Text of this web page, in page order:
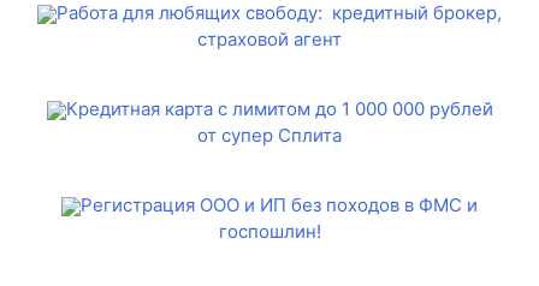
Работа для любящих свободу: кредитный брокер,
страховой агент
Кредитная карта с лимитом до 1 000 000 рублей
от супер Сплита
Регистрация ООО и ИП без походов в ФМС и
госпошлин!